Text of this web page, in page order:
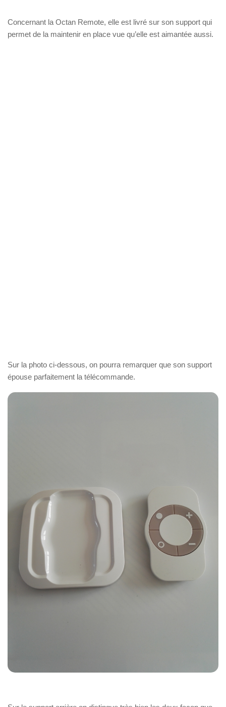
Concernant la Octan Remote, elle est livré sur son support qui
permet de la maintenir en place vue qu’elle est aimantée aussi.
Sur la photo ci-dessous, on pourra remarquer que son support
épouse parfaitement la télécommande.